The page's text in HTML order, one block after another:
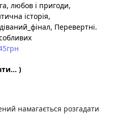
, любов і пригоди,
історія,
, Перевертні.
)
намагається розгадати